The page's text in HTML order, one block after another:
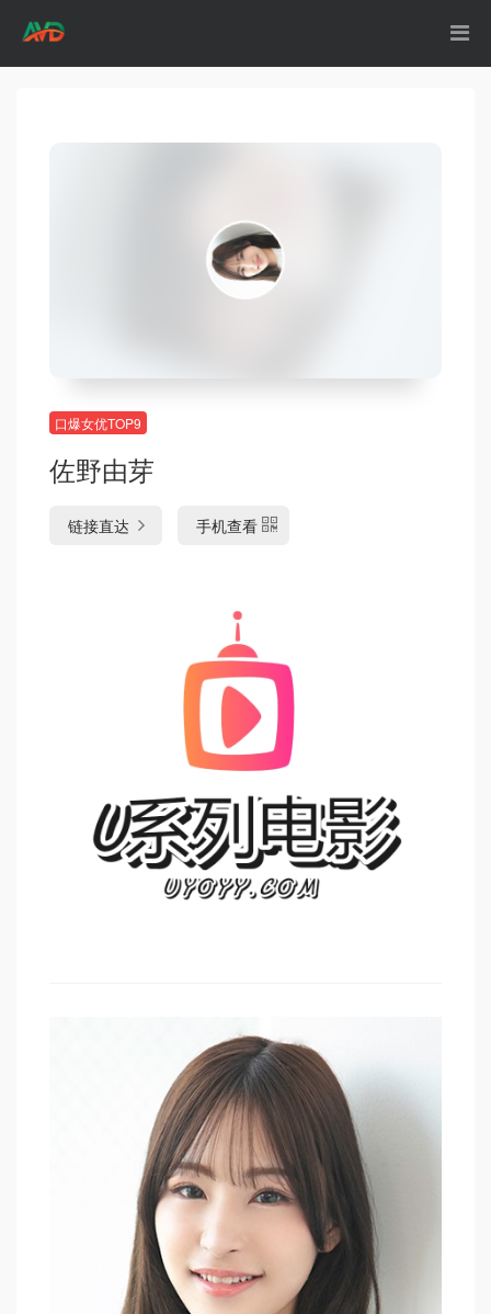
口爆女优TOP9
佐野由芽
链接直达 手机查看